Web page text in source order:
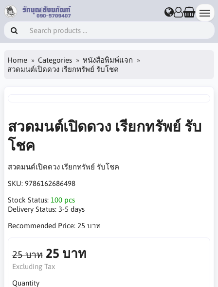
Home Categories
หนังสือพิมพ์แจก
สวดมนต์เปิดดวง เรียกทรัพย์ รับโชค
สวดมนต์เปิดดวง เรียกทรัพย์ รับ
โชค
สวดมนต์เปิดดวง เรียกทรัพย์ รับโชค
SKU: 9786162686498
Stock Status: 100 pcs
Delivery Status: 3-5 days
Recommended Price: 25 บาท
25 บาท 25 บาท
Excluding Tax
Quantity